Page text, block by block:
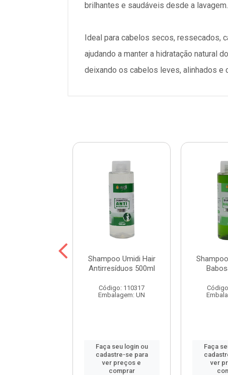
brilhantes e saudáveis desde a lavagem.
Ideal para cabelos secos, ressecados,
ajudando a manter a hidratação natural
deixando os cabelos leves, alinhados e
Shampoo Umidi Hair
Antirresíduos 500ml
Código: 110317
Embalagem: UN
Faça seu login ou
cadastre-se para
ver preços e
comprar
Faça
ver